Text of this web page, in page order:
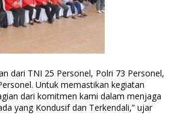
dari TNI 25 Personel, Polri 73 Personel,
Untuk memastikan kegiatan
dari komitmen kami dalam menjaga
yang Kondusif dan Terkendali,” ujar